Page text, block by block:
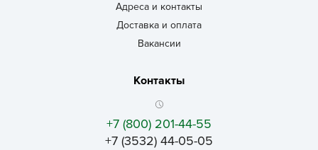
Адреса и контакты
Доставка и оплата
Вакансии
Контакты
+7 (800) 201-44-55
+7 (3532) 44-05-05